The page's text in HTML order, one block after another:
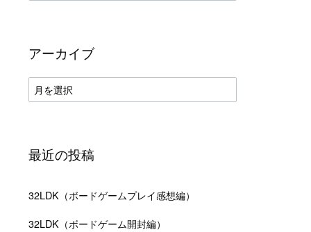
ー
アーカイブ
ア
ー
ブ
最近の投稿
32LDK（ボードゲームプレイ感想編）
32LDK（ボードゲーム開封編）